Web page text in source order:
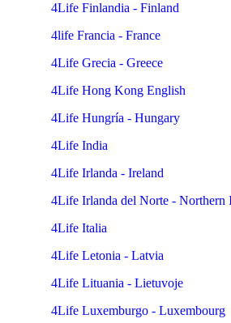
4Life Finlandia - Finland
4life Francia - France
4Life Grecia - Greece
4Life Hong Kong English
4Life Hungría - Hungary
4Life India
4Life Irlanda - Ireland
4Life Irlanda del Norte - Northern
4Life Italia
4Life Letonia - Latvia
4Life Lituania - Lietuvoje
4Life Luxemburgo - Luxembourg